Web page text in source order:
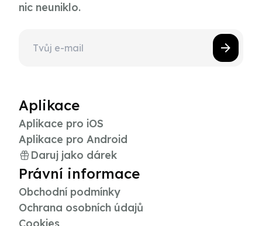
nic neuniklo.
Aplikace
Aplikace pro iOS
Aplikace pro Android
Daruj jako dárek
Právní informace
Obchodní podmínky
Ochrana osobních údajů